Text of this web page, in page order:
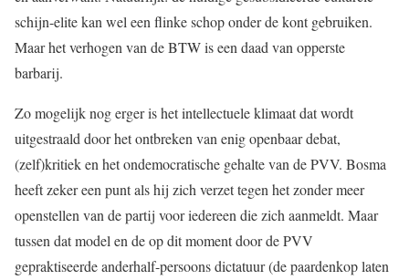
schijn-elite kan wel een flinke schop onder de kont gebruiken.
Maar het verhogen van de BTW is een daad van opperste
barbarij.
Zo mogelijk nog erger is het intellectuele klimaat dat wordt
uitgestraald door het ontbreken van enig openbaar debat,
(zelf)kritiek en het ondemocratische gehalte van de PVV. Bosma
heeft zeker een punt als hij zich verzet tegen het zonder meer
openstellen van de partij voor iedereen die zich aanmeldt. Maar
tussen dat model en de op dit moment door de PVV
gepraktiseerde anderhalf-persoons dictatuur (de paardenkop laten